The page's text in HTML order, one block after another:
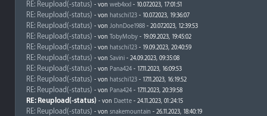
RE: Reupload(-status) - von web4xxl - 10.07.2023, 17:01:51
RE: Reupload(-status) - von hatschi123 - 10.07.2023, 19:36:07
RE: Reupload(-status) - von JohnDoe1988 - 20.07.2023, 12:39:53
RE: Reupload(-status) - von TobyMoby - 19.09.2023, 19:45:02
RE: Reupload(-status) - von hatschi123 - 19.09.2023, 20:40:59
RE: Reupload(-status) - von Savini - 24.09.2023, 09:35:08
RE: Reupload(-status) - von Pana424 - 17.11.2023, 16:09:53
RE: Reupload(-status) - von hatschi123 - 17.11.2023, 16:19:52
RE: Reupload(-status) - von Pana424 - 17.11.2023, 20:39:58
RE: Reupload(-status) - von Daette - 24.11.2023, 01:24:15
RE: Reupload(-status) - von snakemountain - 26.11.2023, 18:40:19